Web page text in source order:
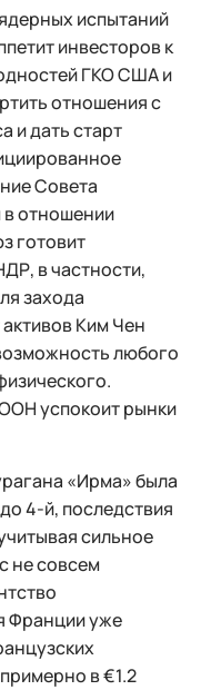
испытаний
инвесторов к
ГКО США и
отношения с
и дать старт
Совета
отношении
готовит
в частности,
захода
Ким Чен
любого
успокоит рынки
«Ирма» была
4-й, последствия
сильное
не совсем
Франции уже
в €1.2